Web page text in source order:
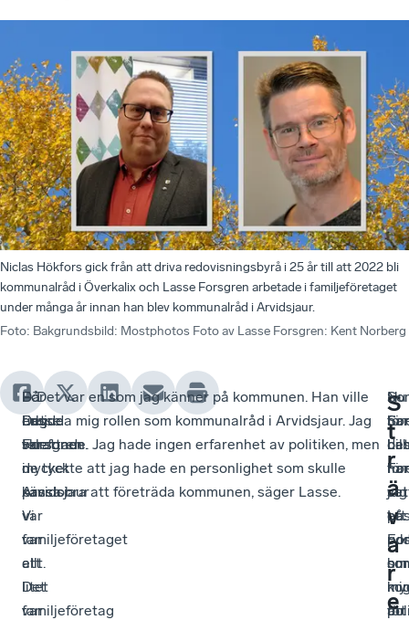
Niclas Hökfors gick från att driva redovisningsbyrå i 25 år till att 2022 bli
kommunalråd i Överkalix och Lasse Forsgren arbetade i familjeföretaget
under många år innan han blev kommunalråd i Arvidsjaur.
Foto: Bakgrundsbild: Mostphotos Foto av Lasse Forsgren: Kent Norberg
För
Lasse
Forsgren
i
Arvidsjaur
var
familjeföretaget
allt.
Det
var
–
Det
var
mycket
känslor.
Vi
var
ett
litet
familjeföretag
Då
ringde
telefonen.
– Det var en som jag känner på kommunen. Han ville
erbjuda mig rollen som kommunalråd i Arvidsjaur. Jag
skrattade. Jag hade ingen erfarenhet av politiken, men
de tyckte att jag hade en personlighet som skulle
passa bra att företräda kommunen, säger Lasse.
Nu
har
på
för
–
har
jag
ett
om
att
S
t
r
ä
v
a
r
e
vet
hur